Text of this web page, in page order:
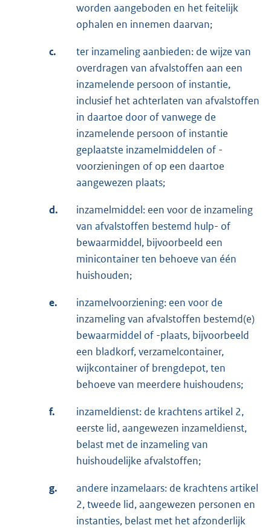
worden aangeboden en het feitelijk
ophalen en innemen daarvan;
c.
ter inzameling aanbieden: de wijze van
overdragen van afvalstoffen aan een
inzamelende persoon of instantie,
inclusief het achterlaten van afvalstoffen
in daartoe door of vanwege de
inzamelende persoon of instantie
geplaatste inzamelmiddelen of -
voorzieningen of op een daartoe
aangewezen plaats;
d.
inzamelmiddel: een voor de inzameling
van afvalstoffen bestemd hulp- of
bewaarmiddel, bijvoorbeeld een
minicontainer ten behoeve van één
huishouden;
e.
inzamelvoorziening: een voor de
inzameling van afvalstoffen bestemd(e)
bewaarmiddel of -plaats, bijvoorbeeld
een bladkorf, verzamelcontainer,
wijkcontainer of brengdepot, ten
behoeve van meerdere huishoudens;
f.
inzameldienst: de krachtens artikel 2,
eerste lid, aangewezen inzameldienst,
belast met de inzameling van
huishoudelijke afvalstoffen;
g.
andere inzamelaars: de krachtens artikel
2, tweede lid, aangewezen personen en
instanties, belast met het afzonderlijk